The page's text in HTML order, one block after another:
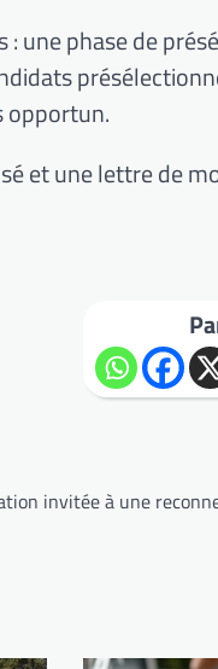
une phase de
opportun.
et une lettre de
invitée à une